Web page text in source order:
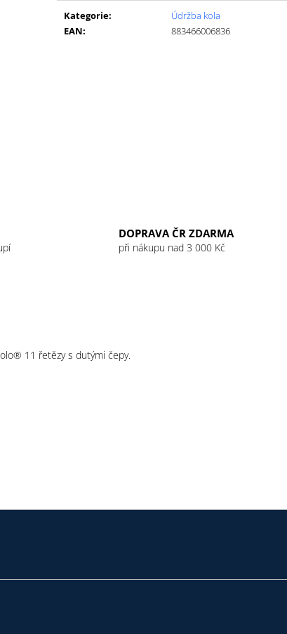
Kategorie:
Údržba kola
EAN: 883466006836
DOPRAVA ČR ZDARMA
při nákupu nad 3 000 Kč
11 řetězy s dutými čepy.
GU ENERGY GEL 32G RASPBERRY
LEMONADE